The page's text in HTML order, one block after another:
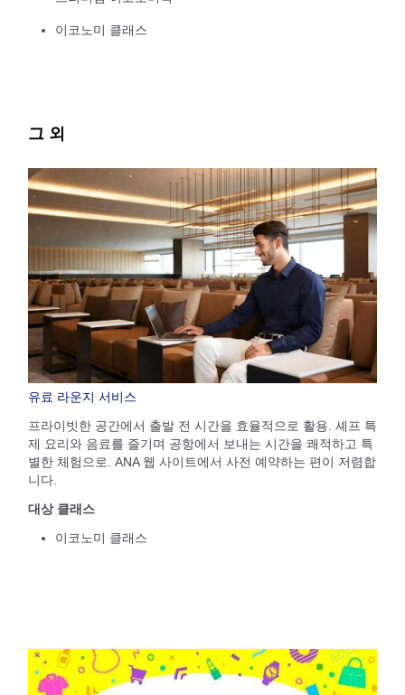
이코노미 클래스
그 외
유료 라운지 서비스
프라이빗한 공간에서 출발 전 시간을 효율적으로 활용. 셰프 특
제 요리와 음료를 즐기며 공항에서 보내는 시간을 쾌적하고 특
별한 체험으로. ANA 웹 사이트에서 사전 예약하는 편이 저렴합
니다.
대상 클래스
이코노미 클래스